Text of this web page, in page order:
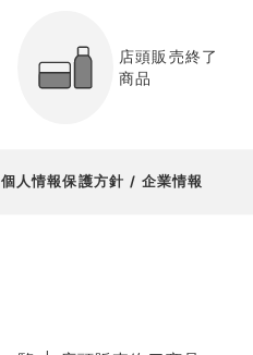
店頭販売終了
商品
個人情報保護方針 企業情報